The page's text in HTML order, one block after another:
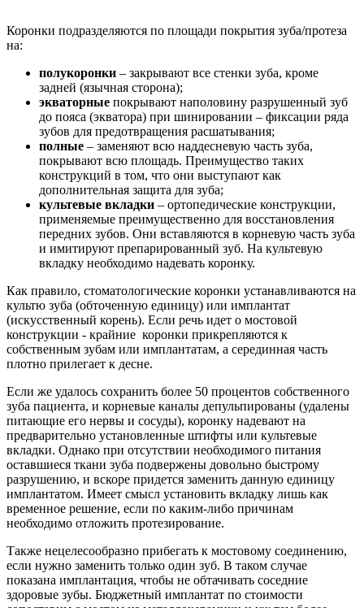
Коронки подразделяются по площади покрытия зуба/протеза
на:
полукоронки – закрывают все стенки зуба, кроме
задней (язычная сторона);
экваторные покрывают наполовину разрушенный зуб
до пояса (экватора) при шинировании – фиксации ряда
зубов для предотвращения расшатывания;
полные – заменяют всю наддесневую часть зуба,
покрывают всю площадь. Преимущество таких
конструкций в том, что они выступают как
дополнительная защита для зуба;
культевые вкладки – ортопедические конструкции,
применяемые преимущественно для восстановления
передних зубов. Они вставляются в корневую часть зуба
и имитируют препарированный зуб. На культевую
вкладку необходимо надевать коронку.
Как правило, стоматологические коронки устанавливаются на
культю зуба (обточенную единицу) или имплантат
(искусственный корень). Если речь идет о мостовой
конструкции - крайние коронки прикрепляются к
собственным зубам или имплантатам, а серединная часть
плотно прилегает к десне.
Если же удалось сохранить более 50 процентов собственного
зуба пациента, и корневые каналы депульпированы (удалены
питающие его нервы и сосуды), коронку надевают на
предварительно установленные штифты или культевые
вкладки. Однако при отсутствии необходимого питания
оставшиеся ткани зуба подвержены довольно быстрому
разрушению, и вскоре придется заменить данную единицу
имплантатом. Имеет смысл установить вкладку лишь как
временное решение, если по каким-либо причинам
необходимо отложить протезирование.
Также нецелесообразно прибегать к мостовому соединению,
если нужно заменить только один зуб. В таком случае
показана имплантация, чтобы не обтачивать соседние
здоровые зубы. Бюджетный имплантат по стоимости